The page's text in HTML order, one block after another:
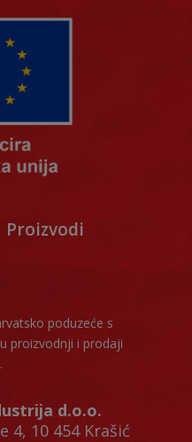
Proizvodi
poduzeće s
proizvodnji i prodaji
d.o.o.
4, 10 454 Krašić